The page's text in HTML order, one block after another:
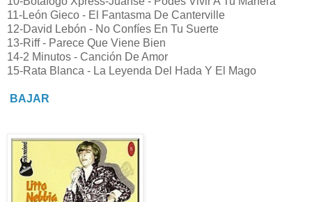
11-León Gieco - El Fantasma De Canterville
12-David Lebón - No Confíes En Tu Suerte
13-Riff - Parece Que Viene Bien
14-2 Minutos - Canción De Amor
15-Rata Blanca - La Leyenda Del Hada Y El Mago
BAJAR